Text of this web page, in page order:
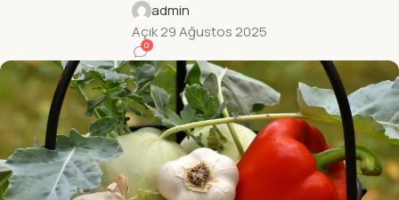
admin
Açık 29 Ağustos 2025
0